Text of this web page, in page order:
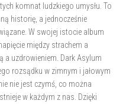
komnat ludzkiego umysłu. To
historię, a jednocześnie
W swojej istocie album
między strachem a
a uzdrowieniem. Dark Asylum
rozsądku w zimnym i jałowym
nie jest czymś, co można
w każdym z nas. Dzięki